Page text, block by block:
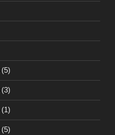
(5)
(3)
(1)
(5)